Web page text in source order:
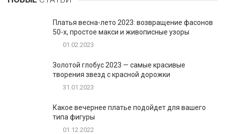
Платья весна-лето 2023: возвращение фасонов
50-х, простое макси и живописные узоры
01.02.2023
Золотой глобус 2023 — самые красивые
творения звезд с красной дорожки
31.01.2023
Какое вечернее платье подойдет для вашего
типа фигуры
01.12.2022